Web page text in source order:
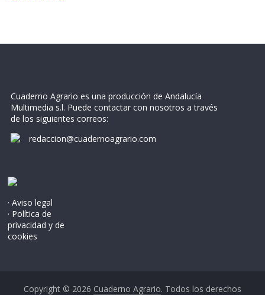
Cuaderno Agrario es una producción de Andalucía
Multimedia s.l. Puede contactar con nosotros a través
de los siguientes correos:
redaccion@cuadernoagrario.com
· Aviso legal
· Política de
privacidad y de
cookies
Copyright © 2026 Cuaderno Agrario. Todos los derechos